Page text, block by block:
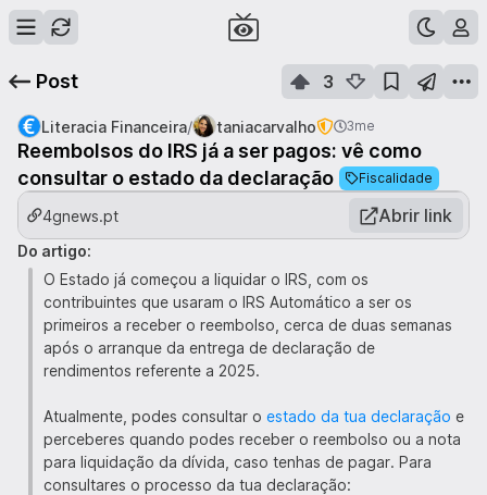
Post 3
Literacia Financeira/ taniacarvalho 3me
Reembolsos do IRS já a ser pagos: vê como
consultar o estado da declaração
Fiscalidade
4gnews.pt Abrir link
Do artigo:
O Estado já começou a liquidar o IRS, com os
contribuintes que usaram o IRS Automático a ser os
primeiros a receber o reembolso, cerca de duas semanas
após o arranque da entrega de declaração de
rendimentos referente a 2025.
Atualmente, podes consultar o estado da tua declaração e
perceberes quando podes receber o reembolso ou a nota
para liquidação da dívida, caso tenhas de pagar. Para
consultares o processo da tua declaração: